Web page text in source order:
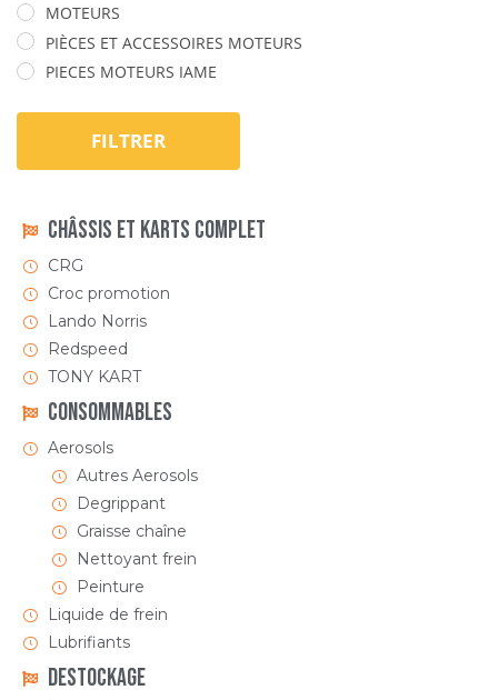
MOTEURS
PIÈCES ET ACCESSOIRES MOTEURS
PIECES MOTEURS IAME
FILTRER
Châssis et Karts Complet
CRG
Croc promotion
Lando Norris
Redspeed
TONY KART
Consommables
Aerosols
Autres Aerosols
Degrippant
Graisse chaîne
Nettoyant frein
Peinture
Liquide de frein
Lubrifiants
DESTOCKAGE